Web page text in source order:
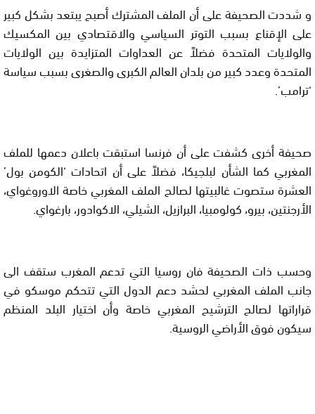
و شددتالصحيفةعلى أن الملف المشترك أصبح يبتعد بشكل كبير
على الإقناع بسبب التوتر السياسي والاقتصادي بين المكسيك
والولايات المتحدة فضلاً عن العداوات المتزايدة بين الولايات
المتحدة وعدد كبير من بلدان العالم الكبرى والصغرى بسبب سياسة
‘ترامب’.
صحيفة أخرى كشفتعلى أن فرنسا استبقت باعلان دعمها للملف
المغربي كما الشأن لبلجيكا، فضلاً على أن اتحادات ‘الكومن بول’
العشرة ستصوت غالبيتها لصالح الملف المغربي خاصة الاوروغواي،
الأرجنتين، بيرو، كولومبيا، البرازيل، الشيلي، الاكوادور، بارغواي.
وحسب ذات الصحيفة فان روسيا التي تدعم المغرب ستقف الى
جانب الملف المغربي لحشد دعم الدول التي تتحكم موسكو في
قراراتها لصالح الترشيح المغربي خاصة وأن اختيار البلد المنظم
سيكون فوق الأراضي الروسية.